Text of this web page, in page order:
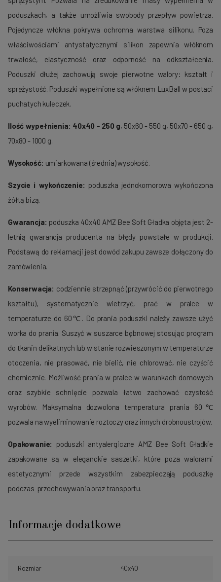
poduszkach, a także umożliwia swobody przepływ powietrza.
Pojedyncze włókna pokrywa ochronna warstwa silikonu. Poza
właściwościami antystatycznymi silikon zapewnia włóknom
trwałość, elastyczność oraz odporność na odkształcenia.
Poduszki dłużej zachowują swoje pierwotne walory: kształt i
sprężystość. Poduszki wypełnione są włóknem LuxBall w postaci
puchatych kuleczek.
Ilość wypełnienia: 40x40 - 250 g, 50x60 - 550 g, 50x70 - 650 g,
70x80 - 1000 g.
Wysokość: umiarkowana (średnia) wysokość.
Szycie i wykończenie: poduszka jednokomorowa wykończona
żółtą bizą.
Gwarancja: poduszka 40x40 AMZ Bee Soft Gładka objęta jest 2-
letnią gwarancja producenta na błędy powstałe w produkcji.
Podstawą do reklamacji jest dowód zakupu zawsze dołączony do
zamówienia.
Konserwacja: codziennie strzepnąć (przywrócić do pierwotnego
kształtu), systematycznie wietrzyć, prać w pralce w
temperaturze do 60℃. Do prania poduszki należy zawsze użyć
worka do prania. Suszyć w suszarce bębnowej stosując program
do tkanin delikatnych lub w stanie rozwieszonym w temperaturze
otoczenia, nie prasować, nie bielić, nie chlorować, nie czyścić
chemicznie. Możliwość prania w pralce w warunkach domowych
oraz szybkie schnięcie pozwala łatwo zachować czystość
wyrobów. Maksymalna dozwolona temperatura prania 60℃
pozwala na wyeliminowanie roztoczy oraz innych drobnoustrojów.
Opakowanie:
poduszki antyalergiczne AMZ Bee Soft Gładkie
zapakowane są w eleganckie saszetki, które poza walorami
estetycznymi przede wszystkim zabezpieczają poduszkę
podczas przechowywania oraz transportu.
Informacje dodatkowe
Rozmiar 40x40